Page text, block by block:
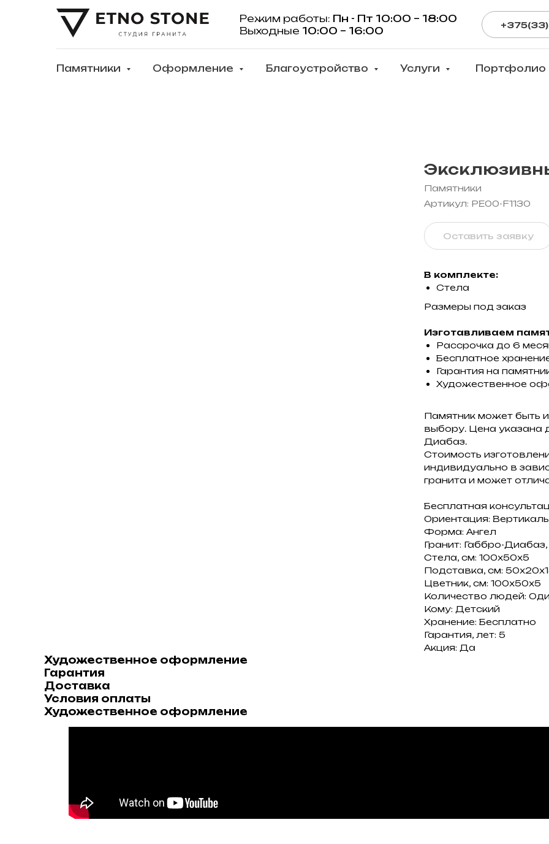
Режим работы: Пн - Пт 10:00 – 18:00
Выходные 10:00 – 16:00
Памятники Оформление Благоустройство Услуги Портфолио
Памятники
Артикул: PE00-F1130
Оставить заявку
В комплекте:
Стела
Размеры под заказ
Изготавливаем
Рассрочка до 6
Бесплатное
Гарантия на
Художественное
Памятник может быть
выбору. Цена указана
Диабаз.
Стоимость
индивидуально в
гранита и может
Бесплатная
Ориентация:
Форма: Ангел
Гранит: Габбро-
Стела, см: 100х50х5
Подставка, см:
Цветник, см: 100х50х5
Количество людей:
Кому: Детский
Хранение: Бесплатно
Гарантия, лет: 5
Акция: Да
Художественное оформление
Гарантия
Доставка
Условия оплаты
Художественное оформление